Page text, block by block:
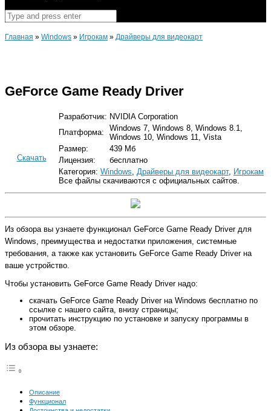
Поиск
Главная » Windows » Игрокам » Драйверы для видеокарт
GeForce Game Ready Driver
Скачать
Разработчик: NVIDIA Corporation
Платформа:
Windows 7, Windows 8, Windows 8.1,
Windows 10, Windows 11, Vista
Размер:
439 Мб
Лицензия:
бесплатно
Категория: Windows, Драйверы для видеокарт, Игрокам
Все файлы скачиваются с официальных сайтов.
Из обзора вы узнаете функционал GeForce Game Ready Driver для
Windows, преимущества и недостатки приложения, системные
требования, а также как установить GeForce Game Ready Driver на
ваше устройство.
Чтобы установить GeForce Game Ready Driver надо:
скачать GeForce Game Ready Driver на Windows бесплатно по
ссылке с нашего сайта, внизу страницы;
прочитать инструкцию по установке и запуску программы в
этом обзоре.
Из обзора вы узнаете:
Описание
Функционал